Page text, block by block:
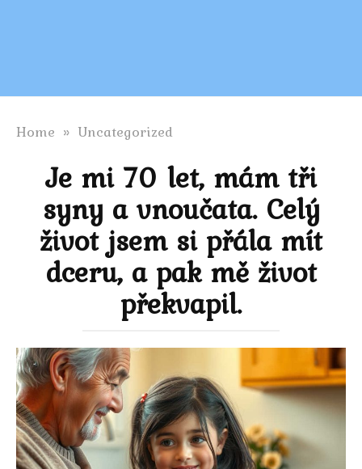
Home » Uncategorized
Je mi 70 let, mám tři
syny a vnoučata. Celý
život jsem si přála mít
dceru, a pak mě život
překvapil.